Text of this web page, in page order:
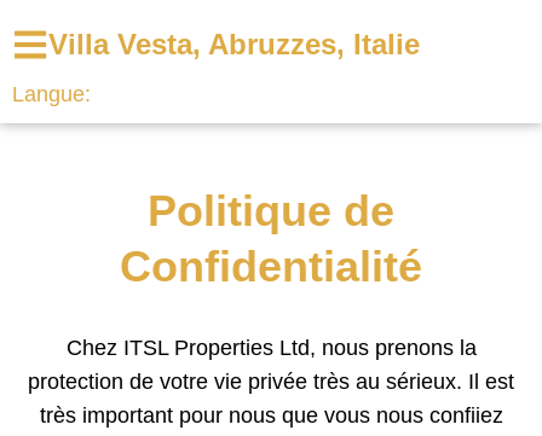
Villa Vesta, Abruzzes, Italie
Langue:
Politique de
Confidentialité
Chez ITSL Properties Ltd, nous prenons la
protection de votre vie privée très au sérieux. Il est
très important pour nous que vous nous confiiez